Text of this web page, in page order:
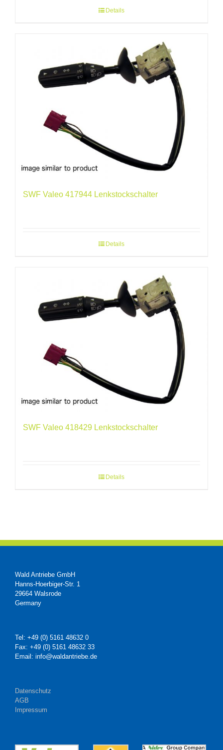
Details
SWF Valeo 417944 Lenkstockschalter
Details
SWF Valeo 418429 Lenkstockschalter
Details
Wald Antriebe GmbH
Hanns-Hoerbiger-Str. 1
29664 Walsrode
Germany
Tel: +49 (0) 5161 48632 0
Fax: +49 (0) 5161 48632 33
Email: info@waldantriebe.de
Datenschutz
AGB
Impressum